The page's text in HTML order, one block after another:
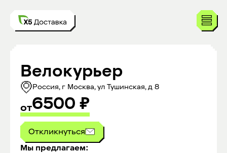
Велокурьер
Россия, г Москва, ул Тушинская, д 8
от6500 ₽
Откликнуться
Мы предлагаем: